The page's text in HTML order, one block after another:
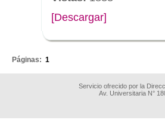
[Descargar]
Páginas: 1
Servicio ofrecido por la
Av. Universitaria N°